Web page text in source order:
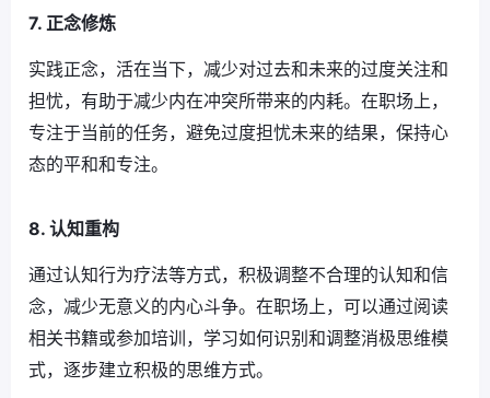
7. 正念修炼
实践正念，活在当下，减少对过去和未来的过度关注和
担忧，有助于减少内在冲突所带来的内耗。在职场上，
专注于当前的任务，避免过度担忧未来的结果，保持心
态的平和和专注。
8. 认知重构
通过认知行为疗法等方式，积极调整不合理的认知和信
念，减少无意义的内心斗争。在职场上，可以通过阅读
相关书籍或参加培训，学习如何识别和调整消极思维模
式，逐步建立积极的思维方式。